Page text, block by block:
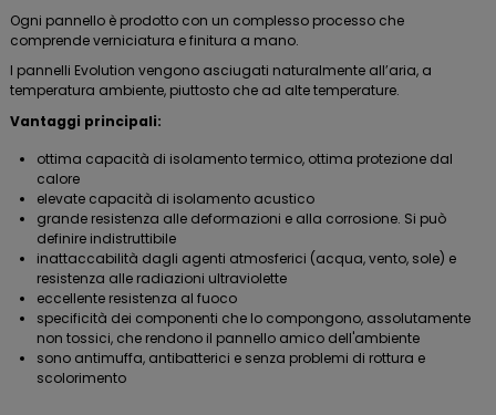
Ogni pannello è prodotto con un complesso processo che
comprende verniciatura e finitura a mano.
I pannelli Evolution vengono asciugati naturalmente all’aria, a
temperatura ambiente, piuttosto che ad alte temperature.
Vantaggi principali:
ottima capacità di isolamento termico, ottima protezione dal
calore
elevate capacità di isolamento acustico
grande resistenza alle deformazioni e alla corrosione. Si può
definire indistruttibile
inattaccabilità dagli agenti atmosferici (acqua, vento, sole) e
resistenza alle radiazioni ultraviolette
eccellente resistenza al fuoco
specificità dei componenti che lo compongono, assolutamente
non tossici, che rendono il pannello amico dell'ambiente
sono antimuffa, antibatterici e senza problemi di rottura e
scolorimento